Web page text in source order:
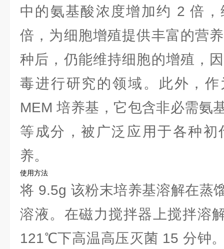
中的氨基酸浓度增加约 2 倍
倍，为细胞增殖提供丰富的营
种后，仍能维持细胞的增殖，
毒进行研究的领域。此外，
MEM 培养基，它包含非必需氨
等成分，被广泛应用于各种
养。
使用方法
将 9.5g 该粉末培养基溶解在蒸
溶液。在磁力搅拌器上搅拌溶
121℃下高温高压灭菌 15 分钟